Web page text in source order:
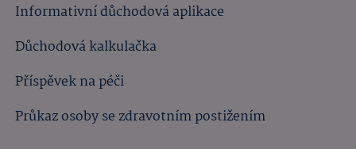
Informativní důchodová aplikace
Důchodová kalkulačka
Příspěvek na péči
Průkaz osoby se zdravotním postižením